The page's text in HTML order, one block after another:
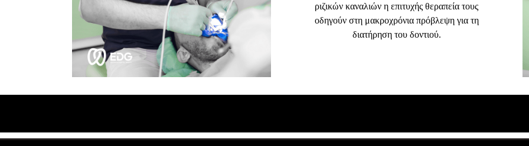
ριζικών καναλιών η επιτυχής θεραπεία τους
οδηγούν στη μακροχρόνια πρόβλεψη για τη
διατήρηση του δοντιού.